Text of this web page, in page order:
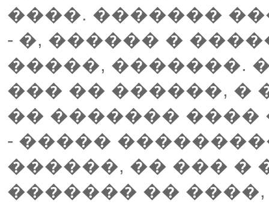
����. �������
- �, ������ �
�����, �������.
��� �� ������, �
�� ������� ����
- �����
������, �� ��� �
������� ��